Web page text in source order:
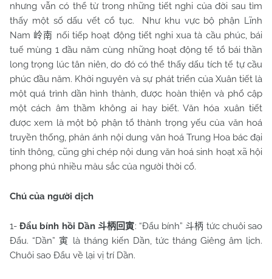
nhưng vẫn có thể từ trong những tiết nghi của đời sau tìm
thấy một số dấu vết cổ tục.
Như khu vực bộ phận Lĩnh
Nam 岭南 nối tiếp hoạt động tiết nghi xua tà cầu phúc, bái
tuế mùng 1 đầu năm cùng những hoạt động tế tổ bái thần
long trọng lúc tân niên, do đó có thể thấy dấu tích tế tự cầu
phúc đầu năm. Khởi nguyên và sự phát triển của Xuân tiết là
một quá trình dần hình thành, được hoàn thiện và phổ cập
một cách âm thầm không ai hay biết. Văn hóa xuân tiết
được xem là một bộ phận tổ thành trọng yếu của văn hoá
truyền thống, phản ánh nội dung văn hoá Trung Hoa bác đại
tinh thông, cũng ghi chép nội dung văn hoá sinh hoạt xã hội
phong phú nhiều màu sắc của người thời cổ.
Chú của người dịch
1-Đẩu bính hồi Dần 斗柄回寅: “Đẩu bính” 斗柄 tức chuôi sao
Đẩu. “Dần” 寅
là tháng kiến Dần, tức tháng Giêng âm lịch.
Chuôi sao Đẩu về lại vị trí Dần.